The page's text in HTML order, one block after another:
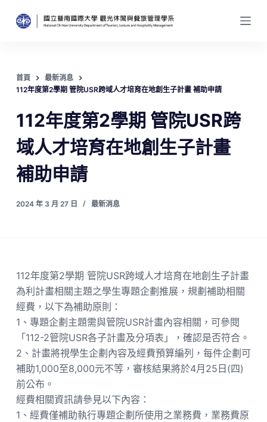
跳
至
內
容
首頁
最新消息
112年度第2學期 管院USR跨域人才培育在地創生子計畫 補助申請
112年度第2學期 管院USR跨
域人才培育在地創生子計畫
補助申請
2024 年 3 月 27 日 最新消息
112年度第2學期 管院USR跨域人才培育在地創生子計畫
為利計畫相關主題之學生專題企劃推展，規劃補助相關
經費，以下為補助原則：
1、專題企劃主題需與管院USR計畫內容相關，可參閱
「112-2管院USR各子計畫及分項表」，確認是否符合。
2、計畫將視學生企劃內容及經費預算編列，每件企劃可
補助1,000至8,000元不等，審核結果將於4月25日(四)
前公布。
經費相關資訊請參見以下內容：
1、經費僅補助執行專題企劃所使用之業務費，業務費原